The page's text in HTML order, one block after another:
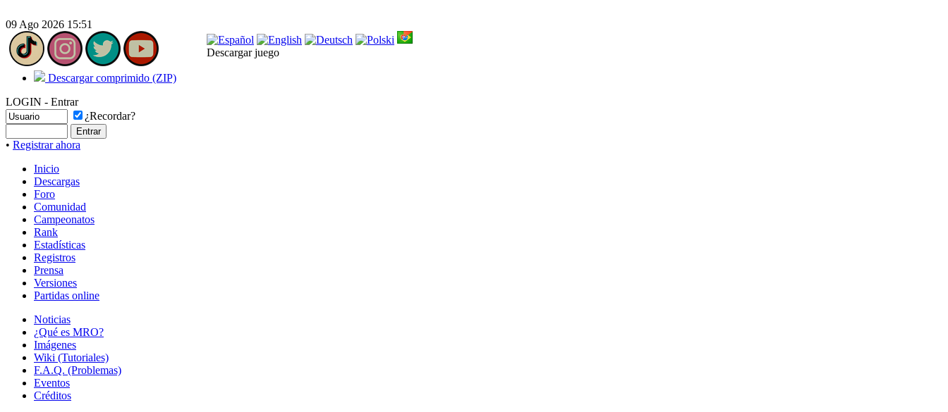
09 Ago 2026 15:51
Descargar juego
Descargar comprimido (ZIP)
LOGIN - Entrar
¿Recordar?
• Registrar ahora
Inicio
Descargas
Foro
Comunidad
Campeonatos
Rank
Estadísticas
Registros
Prensa
Versiones
Partidas online
Noticias
¿Qué es MRO?
Imágenes
Wiki (Tutoriales)
F.A.Q. (Problemas)
Eventos
Créditos